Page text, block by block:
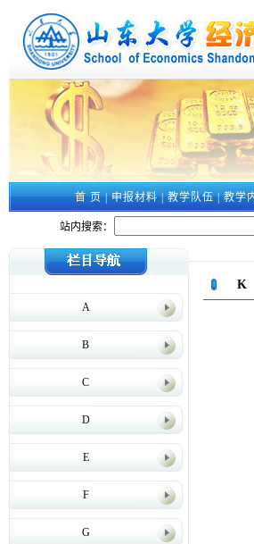
首 页|申报材料|教学队伍|教学
站内搜索：
A
B
C
D
E
F
G
K